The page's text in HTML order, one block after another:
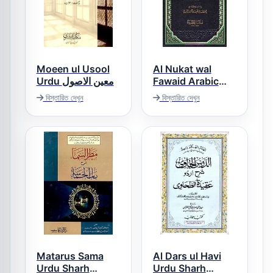
Moeen ul Usool
Urdu معین الاصول
বিস্তারিত দেখুন
Al Nukat wal
Fawaid Arabic
Sharh Sharh ul
Aqaid النکت و
الفوائد عربی شرح
شرح العقائد
বিস্তারিত দেখুন
Matarus Sama
Urdu Sharh
Al Dars ul Havi
Urdu Sharh